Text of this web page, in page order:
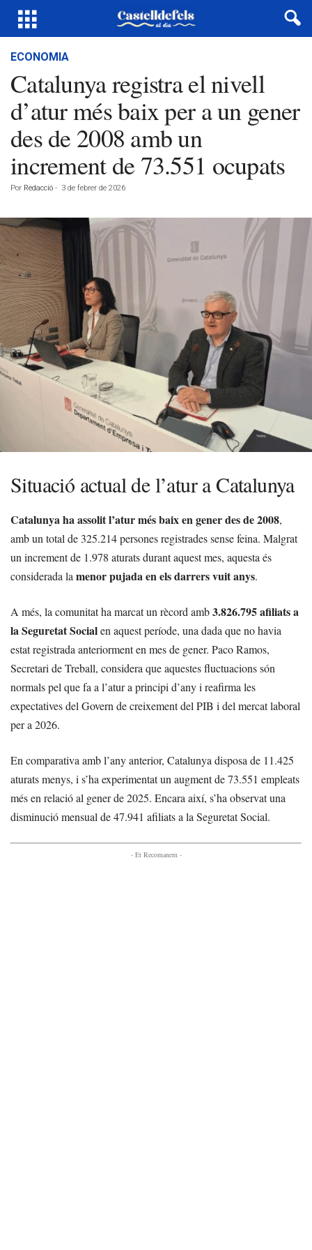
ECONOMIA
Catalunya registra el nivell
d’atur més baix per a un gener
des de 2008 amb un
increment de 73.551 ocupats
Por Redacció - 3 de febrer de 2026
Situació actual de l’atur a Catalunya
Catalunya ha assolit l’atur més baix en gener des de 2008,
amb un total de 325.214 persones registrades sense feina. Malgrat
un increment de 1.978 aturats durant aquest mes, aquesta és
considerada la menor pujada en els darrers vuit anys.
A més, la comunitat ha marcat un rècord amb3.826.795 afiliats a
la Seguretat Socialen aquest període, una dada que no havia
estat registrada anteriorment en mes de gener. Paco Ramos,
Secretari de Treball, considera que aquestes fluctuacions són
normals pel que fa a l’atur a principi d’any i reafirma les
expectatives del Govern de creixement del PIB i del mercat laboral
per a 2026.
En comparativa amb l’any anterior, Catalunya disposa de 11.425
aturats menys, i s’ha experimentat un augment de 73.551 empleats
més en relació al gener de 2025. Encara així, s’ha observat una
disminució mensual de 47.941 afiliats a la Seguretat Social.
- Et Recomanem -